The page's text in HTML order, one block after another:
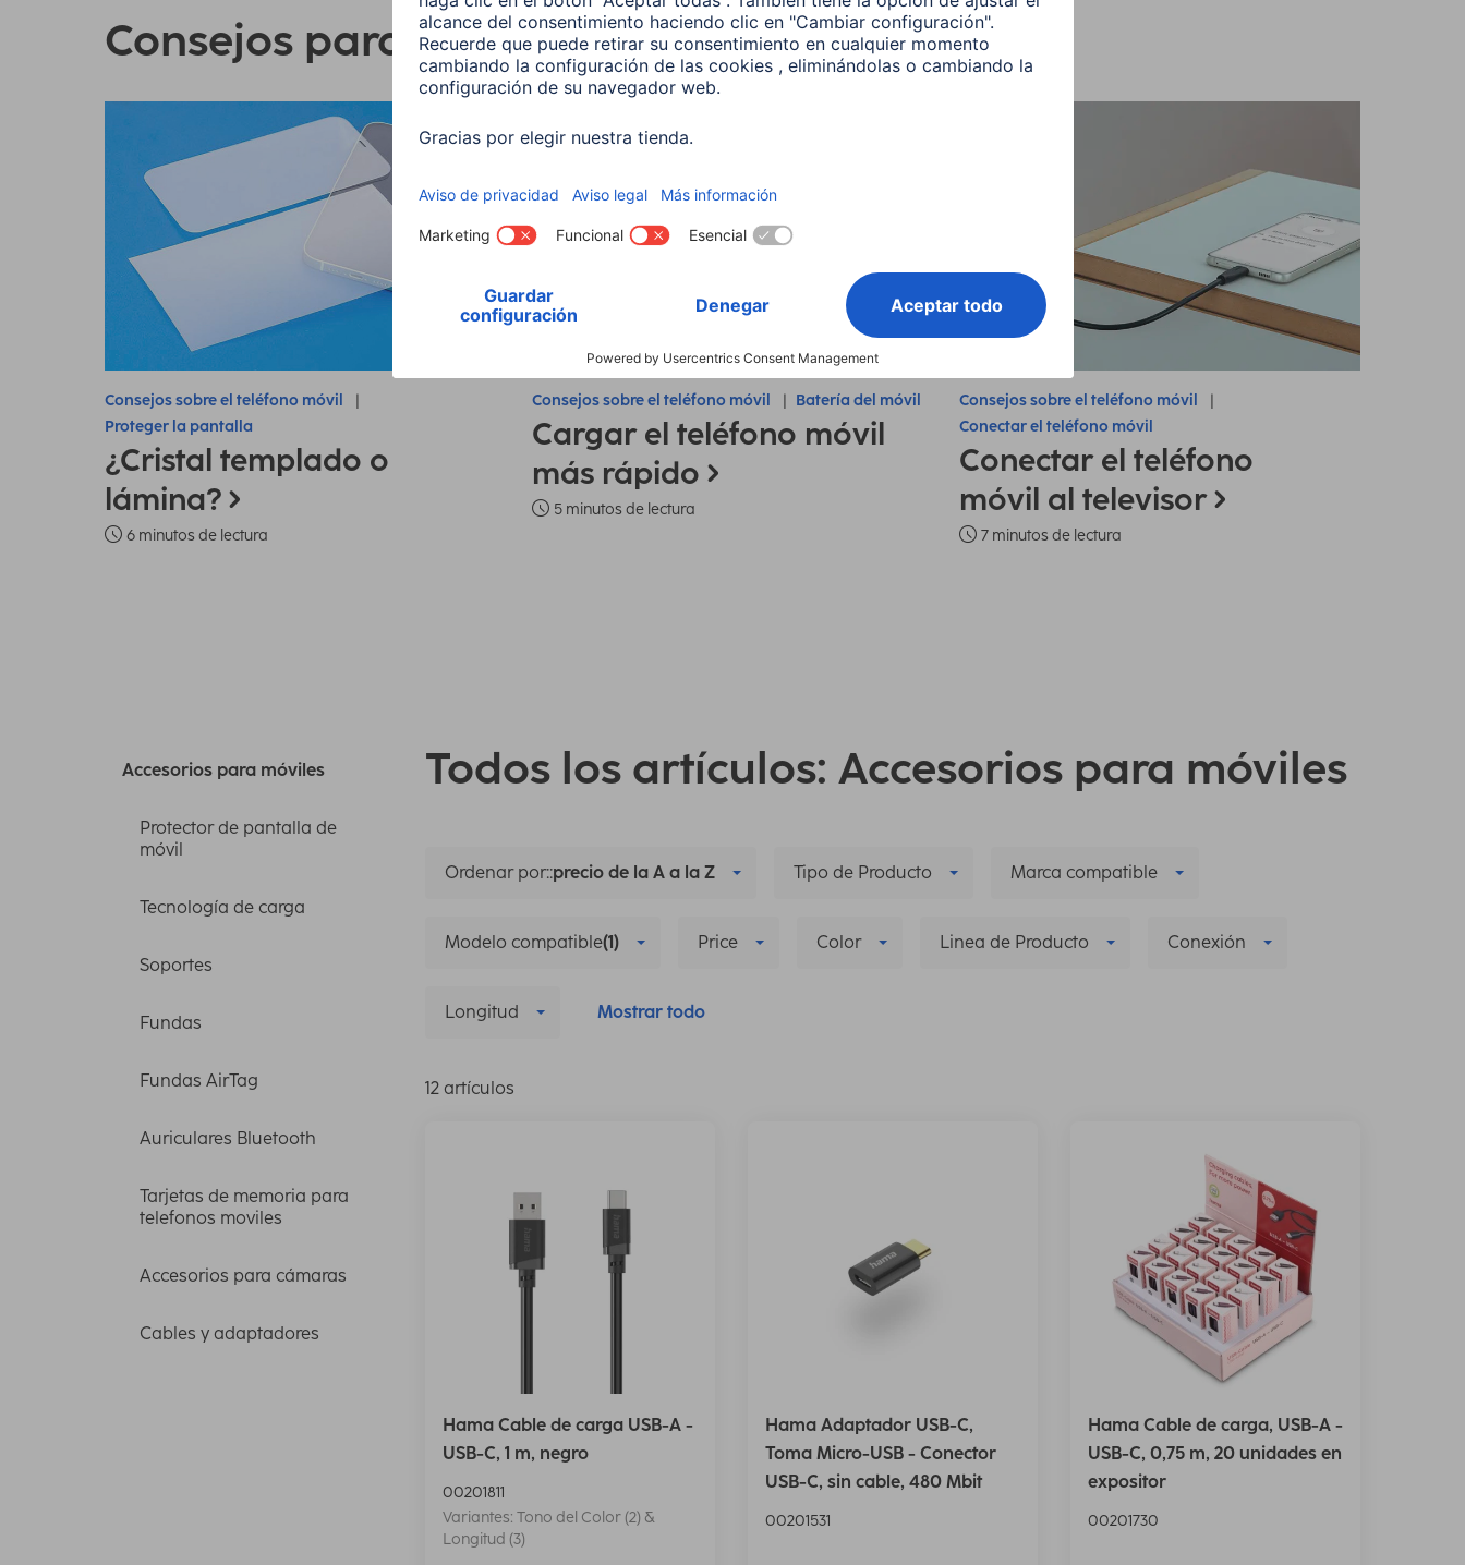
Consejos para su teléfono móvil
Consejos sobre el teléfono móvil
Proteger la pantalla
¿Cristal templado o
lámina?
6 minutos de lectura
Consejos sobre el teléfono móvil Batería del móvil
Cargar el teléfono móvil
más rápido
5 minutos de lectura
Consejos sobre el teléfono móvil
Conectar el teléfono móvil
Conectar el teléfono
móvil al televisor
7 minutos de lectura
Accesorios para móviles
Protector de pantalla de
móvil
Tecnología de carga
Soportes
Fundas
Fundas AirTag
Auriculares Bluetooth
Tarjetas de memoria para
telefonos moviles
Accesorios para cámaras
Cables y adaptadores
Todos los artículos: Accesorios para móviles
Ordenar por::precio de la A a la Z Tipo de Producto Marca compatible
Modelo compatible(1) Price Color Linea de Producto Conexión
Longitud Mostrar todo
12 artículos
Hama Cable de carga USB-A -
USB-C, 1 m, negro
00201811
Variantes: Tono del Color (2) &
Longitud (3)
Hama Adaptador USB-C,
Toma Micro-USB - Conector
USB-C, sin cable, 480 Mbit
00201531
Hama Cable de carga, USB-A -
USB-C, 0,75 m, 20 unidades en
expositor
00201730